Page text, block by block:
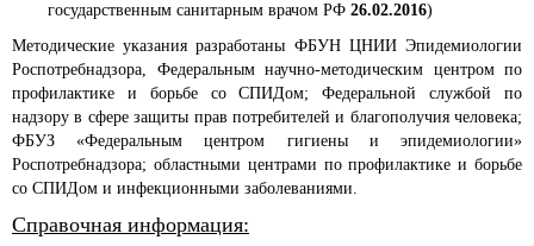
государственным санитарным врачом РФ 26.02.2016)
Методические указания разработаны ФБУН ЦНИИ Эпидемиологии
Роспотребнадзора, Федеральным научно-методическим центром по
профилактике и борьбе со СПИДом; Федеральной службой по
надзору в сфере защиты прав потребителей и благополучия человека;
ФБУЗ «Федеральным центром гигиены и эпидемиологии»
Роспотребнадзора; областными центрами по профилактике и борьбе
со СПИДом и инфекционными заболеваниями.
Справочная информация: